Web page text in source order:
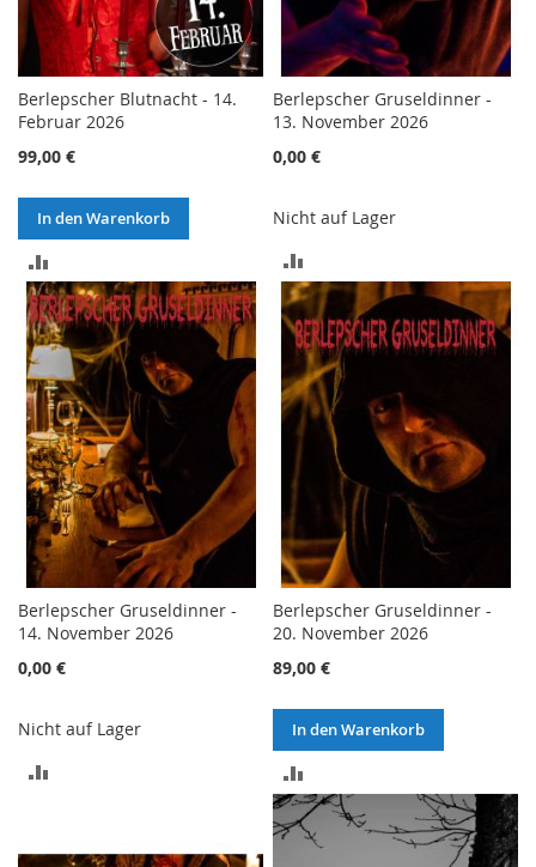
Berlepscher Blutnacht - 14.
Februar 2026
99,00 €
In den Warenkorb
VERGLEICHSLISTE
HINZUFÜGEN
Berlepscher Gruseldinner -
13. November 2026
0,00 €
Nicht auf Lager
VERGLEICHSLISTE
HINZUFÜGEN
Berlepscher Gruseldinner -
14. November 2026
0,00 €
Nicht auf Lager
HINZUFÜGEN
Berlepscher Gruseldinner -
20. November 2026
89,00 €
In den Warenkorb
VERGLEICHSLISTE
HINZUFÜGEN